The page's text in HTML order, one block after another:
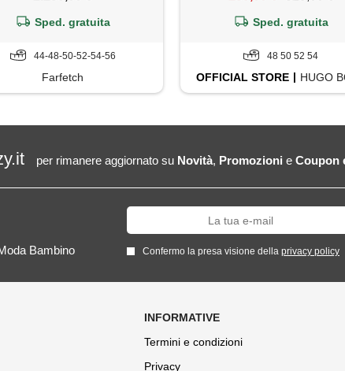
Sped. gratuita
44-48-50-52-54-56
Farfetch
Sped. gratuita
48 50 52 54
OFFICIAL STORE HUGO
per rimanere aggiornato su Novità, Promozioni e Coupon
Bambino Confermo la presa visione della privacy policy
Termini e condizioni
Privacy